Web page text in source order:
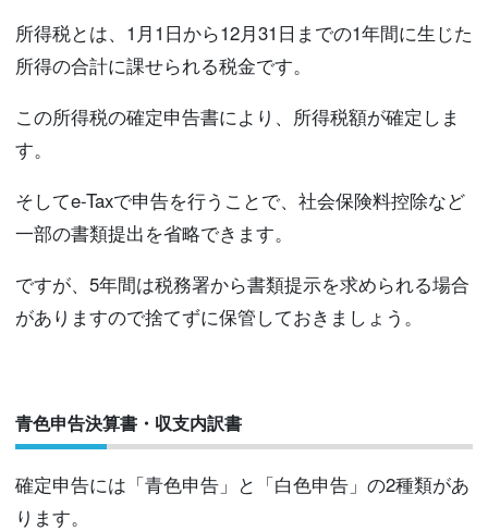
所得税とは、1月1日から12月31日までの1年間に生じた
所得の合計に課せられる税金です。
この所得税の確定申告書により、所得税額が確定しま
す。
そしてe-Taxで申告を行うことで、社会保険料控除など
一部の書類提出を省略できます。
ですが、5年間は税務署から書類提示を求められる場合
がありますので捨てずに保管しておきましょう。
青色申告決算書・収支内訳書
確定申告には「青色申告」と「白色申告」の2種類があ
ります。